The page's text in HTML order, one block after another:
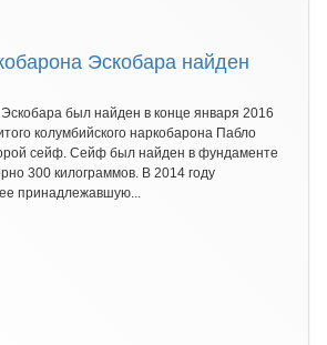
Эскобара найден
был найден в конце января 2016
колумбийского наркобарона Пабло
сейф. Сейф был найден в фундаменте
300 килограммов. В 2014 году
принадлежавшую...